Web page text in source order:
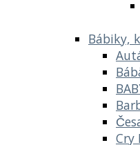
Bábiky,
Cry